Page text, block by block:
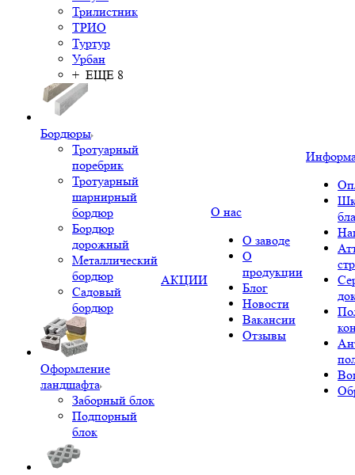
Трилистник
ТРИО
Туртур
Урбан
+ ЕЩЕ 8
Бордюры
Тротуарный
поребрик
Тротуарный
шарнирный
бордюр
Бордюр
дорожный
Металлический
бордюр
Садовый
бордюр
Оформление
ландшафта
Заборный блок
Подпорный
блок
АКЦИИ
О нас
О заводе
О
продукции
Блог
Новости
Вакансии
Отзывы